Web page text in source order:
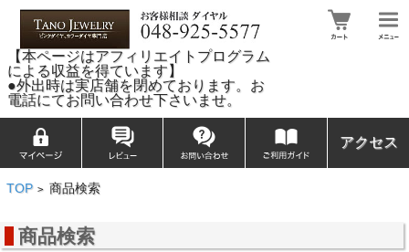
【本ページはアフィリエイトプログラム
による収益を得ています】
●外出時は実店舗を閉めております。お
電話にてお問い合わせ下さいませ。
アクセス
TOP > 商品検索
商品検索